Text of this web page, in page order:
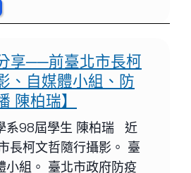
享──前臺北市長柯
、自媒體小組、防
陳柏瑞】
系98屆學生 陳柏瑞 近
長柯文哲隨行攝影。 臺
小組。 臺北市政府防疫